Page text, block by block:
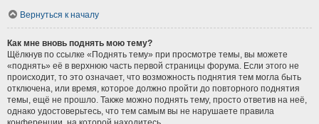
Вернуться к началу
Как мне вновь поднять мою тему?
Щёлкнув по ссылке «Поднять тему» при просмотре темы, вы можете
«поднять» её в верхнюю часть первой страницы форума. Если этого не
происходит, то это означает, что возможность поднятия тем могла быть
отключена, или время, которое должно пройти до повторного поднятия
темы, ещё не прошло. Также можно поднять тему, просто ответив на неё,
однако удостоверьтесь, что тем самым вы не нарушаете правила